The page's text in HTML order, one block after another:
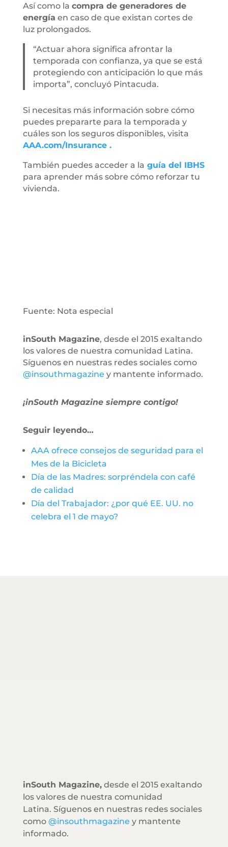
Así como la compra de generadores de
energía en caso de que existan cortes de
luz prolongados.
“Actuar ahora significa afrontar la
temporada con confianza, ya que se está
protegiendo con anticipación lo que más
importa”, concluyó Pintacuda.
Si necesitas más información sobre cómo
puedes prepararte para la temporada y
cuáles son los seguros disponibles, visita
AAA.com/Insurance .
También puedes acceder a la guía del IBHS
para aprender más sobre cómo reforzar tu
vivienda.
Fuente: Nota especial
inSouth Magazine, desde el 2015 exaltando
los valores de nuestra comunidad Latina.
Síguenos en nuestras redes sociales como
@insouthmagazine y mantente informado.
¡inSouth Magazine siempre contigo!
Seguir leyendo…
AAA ofrece consejos de seguridad para el
Mes de la Bicicleta
Día de las Madres: sorpréndela con café
de calidad
Día del Trabajador: ¿por qué EE. UU. no
celebra el 1 de mayo?
inSouth Magazine,desde el 2015 exaltando
los valores de nuestra comunidad
Latina. Síguenos en nuestras redes sociales
como @insouthmagazine y mantente
informado.